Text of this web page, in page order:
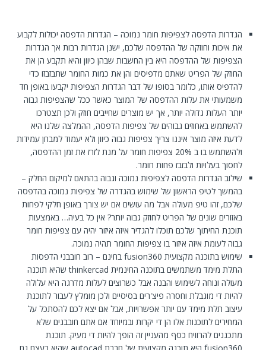
הגדרות הדפסה לצפיפות חומר נמוכה – הגדרות הדפסה יכולות לקבוע
את איכות וחוזקה של ההדפסה שלכם, ישנן הגדרות רבות אך הגדרות
הצפיפות של ההדפסה היא בין החשבות שבהן כיוון והיא תקבע הן את
החוזק של הפריט שאתם מדפיסים והן את כמות החומר שתבזבזו כדי
להדפיס אותו, כלומר בסופו של דבר הגדרות הצפיפות יקבעו באופן חד
משמעותי את עלות ההדפסה של המוצר כאשר ככל שהצפיפות גבוה
יותר העלות גדולה יותר, אך יש מוצרים שחייבים חוזק ולכן תצטרכו
להשתמש באחוזים גבוהים של צפיפות הדפסה, ההמלצה שלנו היא
לדעת איזה מוצר איננו צריך צפיפות גבוה כיוון ולא יעמוד למבחן עמידות
ולהשתמש בו ב 20% צפיפות חומר על מנת לזרז את זמן ההדפסה,
לחסוך בעלויות ולבזבז פחות חומר.
שילוב הגדרות הדפסה לצפיפות נמוכה וגבוה בהתאם למיקום החלק –
בהמשך לטיפ הראשון של שימוש בהגדרה של צפיפות נמוכה בהדפסה
שלכם, זהו טיפ מעולה אבל מה עושים אם יש צורך באופן חלקי לפחות
באזורים שונים של הפריט לחוזק גבוה יותר? אין כל בעיה… באמצעות
תוכנת החיתוך שלכם תוכלו להגדיר איזה איזור יהיה עם צפיפות חומר
גבוה לעומת איזה איזור בו צפיפות החומר תהיה נמוכה.
שימוש בתוכנה מקצועית fusion360 בחינם – רוב חובבני הדפסות
התלת מימד משתמשים בתוכנה החינמית thinkercad שהיא תוכנה
מעולה ונוחה לשימוש והבנה אבל כשרוצים לעלות מדרגה היא עלולה
להיות די מוגבלת וחסרה פיצ'רים בסיסיים ולכן מומלץ לעבור לתוכנת
עיצוב תלת מימד עם יותר אפשרויות, אבל אם יצא לכם להסתכל על
המחירים לתוכנות אלו הן די יקרות ובמיוחד אם אתם חובבנים שלא
מתכננים להרוויח כסף מהעניין זה הופך להיות די מעיק. תוכנת